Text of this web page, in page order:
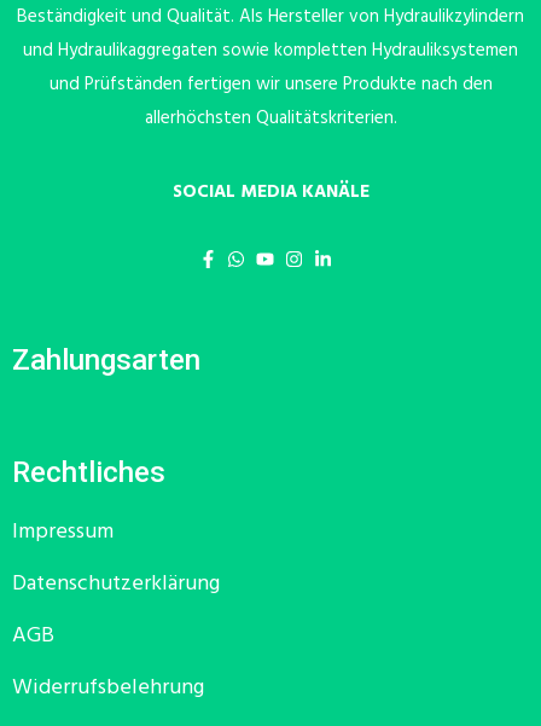
Beständigkeit und Qualität. Als Hersteller von Hydraulikzylindern
und Hydraulikaggregaten sowie kompletten Hydrauliksystemen
und Prüfständen fertigen wir unsere Produkte nach den
allerhöchsten Qualitätskriterien.
SOCIAL MEDIA KANÄLE
Zahlungsarten
Rechtliches
Impressum
Datenschutzerklärung
AGB
Widerrufsbelehrung